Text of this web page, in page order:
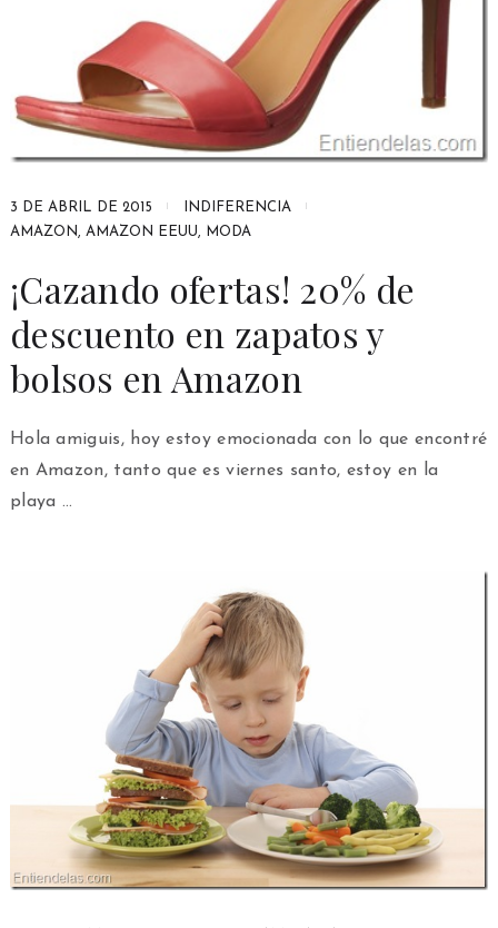
3 DE ABRIL DE 2015
INDIFERENCIA
AMAZON, AMAZON EEUU, MODA
¡Cazando ofertas! 20% de
descuento en zapatos y
bolsos en Amazon
Hola amiguis, hoy estoy emocionada con lo que encontré
en Amazon, tanto que es viernes santo, estoy en la
playa …